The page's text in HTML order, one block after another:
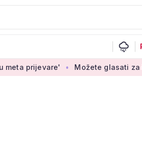
Možete glasati za izbor